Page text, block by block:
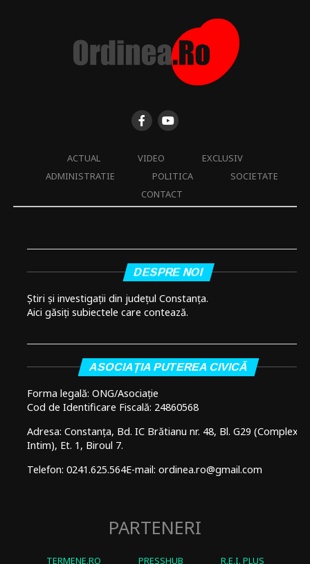
ACTUAL VIDEO
EXCLUSIV
ADMINISTRATIE
POLITICA
SOCIETATE
CONTACT
DESPRE NOI
Știri și investigații din județul Constanța.
Aici găsiți subiectele care contează.
ASOCIAȚIA PUTEREA CIVICĂ
Forma legală: ONG/Asociație
Cod de Identificare Fiscală: 24860568
Adresa: Constanța, Bd. IC Brătianu nr. 48, Bl. G29 (Complex
Intim), Et. 1, Biroul 7.
Telefon: 0241.625.564E-mail: ordinea.ro@gmail.com
PARTENERI
TERMENE.RO PRESSHUB R.E.I. PLUS